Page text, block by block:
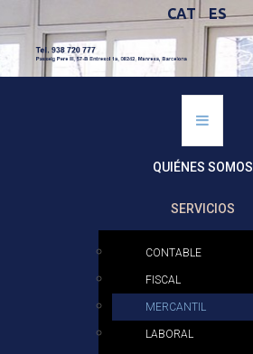
CAT ES
QUIÉNES SOMOS
SERVICIOS
CONTABLE
FISCAL
MERCANTIL
LABORAL